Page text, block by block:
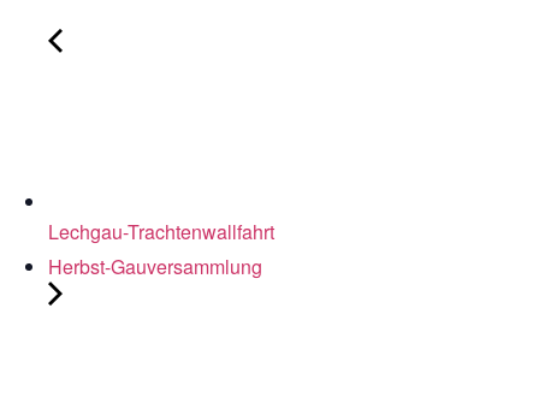
Lechgau-Trachtenwallfahrt
Herbst-Gauversammlung